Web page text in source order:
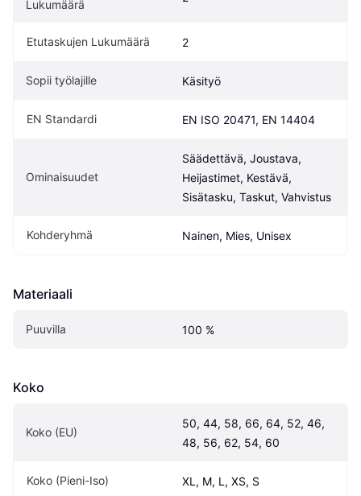
Lukumäärä
Etutaskujen Lukumäärä 2
Sopii työlajille Käsityö
EN Standardi EN ISO 20471, EN 14404
Ominaisuudet
Säädettävä, Joustava,
Heijastimet, Kestävä,
Sisätasku, Taskut, Vahvistus
Kohderyhmä Nainen, Mies, Unisex
Materiaali
Puuvilla 100 %
Koko
Koko (EU)
50, 44, 58, 66, 64, 52, 46,
48, 56, 62, 54, 60
Koko (Pieni-Iso) XL, M, L, XS, S